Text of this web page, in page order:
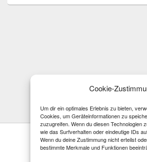
Cookie-
Um dir ein optimales Erlebnis zu bieten,
Cookies, um Geräteinformationen zu
zuzugreifen. Wenn du diesen Technologien
wie das Surfverhalten oder eindeutige IDs
Wenn du deine Zustimmung nicht erteilst
bestimmte Merkmale und Funktionen